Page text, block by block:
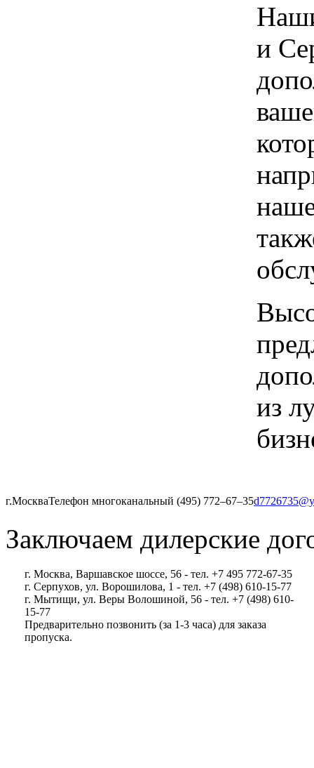
и
из
г.МоскваТелефон многоканальный (495) 772‒67‒35
Заключаем дилерские
г. Москва, Варшавское шоссе, 56 - тел. +7 495 772-67-35
г. Серпухов, ул. Ворошилова, 1 - тел. +7 (498) 610-15-77
г. Мытищи, ул. Веры Волошиной, 56 - тел. +7 (498) 610-
15-77
Предварительно позвонить (за 1-3 часа) для заказа
пропуска.